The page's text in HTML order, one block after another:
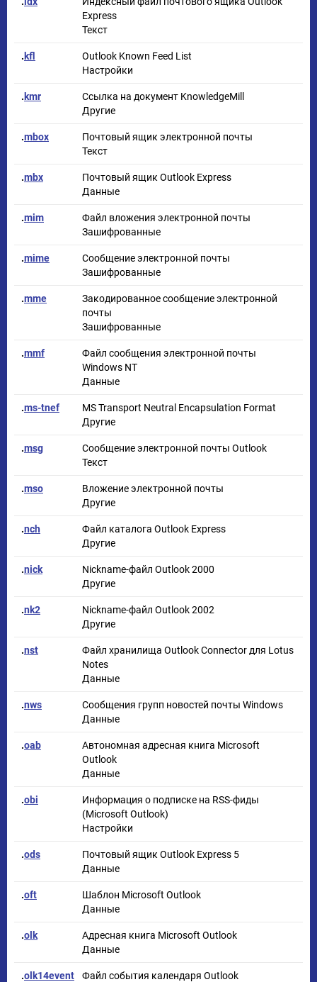
Express
Текст
.kfl
Outlook Known Feed List
Настройки
.kmr
Ссылка на документ KnowledgeMill
Другие
.mbox
Почтовый ящик электронной почты
Текст
.mbx
Почтовый ящик Outlook Express
Данные
.mim
Файл вложения электронной почты
Зашифрованные
.mime
Сообщение электронной почты
Зашифрованные
.mme
Закодированное сообщение электронной
почты
Зашифрованные
.mmf
Файл сообщения электронной почты
Windows NT
Данные
.ms-tnef
MS Transport Neutral Encapsulation Format
Другие
.msg
Сообщение электронной почты Outlook
Текст
.mso
Вложение электронной почты
Другие
.nch
Файл каталога Outlook Express
Другие
.nick
Nickname-файл Outlook 2000
Другие
.nk2
Nickname-файл Outlook 2002
Другие
.nst
Файл хранилища Outlook Connector для Lotus
Notes
Данные
.nws
Сообщения групп новостей почты Windows
Данные
.oab
Автономная адресная книга Microsoft
Outlook
Данные
.obi
Информация о подписке на RSS-фиды
(Microsoft Outlook)
Настройки
.ods
Почтовый ящик Outlook Express 5
Данные
.oft
Шаблон Microsoft Outlook
Данные
.olk
Адресная книга Microsoft Outlook
Данные
.olk14event
Файл события календаря Outlook